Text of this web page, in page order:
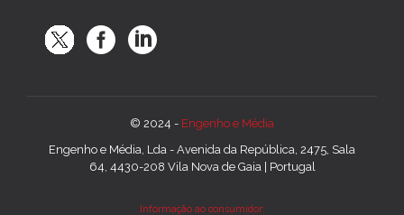
© 2024 - Engenho e Média
Engenho e Média, Lda - Avenida da República, 2475, Sala
64, 4430-208 Vila Nova de Gaia | Portugal
Informação ao consumidor: